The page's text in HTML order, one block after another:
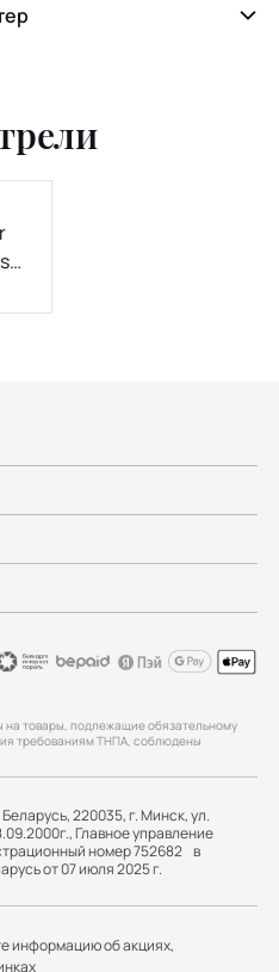
товары, подлежащие обязательному
требованиям ТНПА, соблюдены
220035, г. Минск, ул.
Главное управление
номер 752682 в
от 07 июля 2025 г.
информацию об акциях,